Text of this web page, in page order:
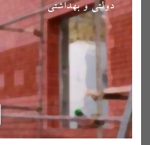
دولتی و بهداشتی